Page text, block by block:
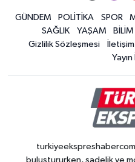
GÜNDEM POLİTİKA SPOR
SAĞLIK
YAŞAM BİLİM
Gizlilik Sözleşmesi
İletişim
buluştururken, sadelik ve